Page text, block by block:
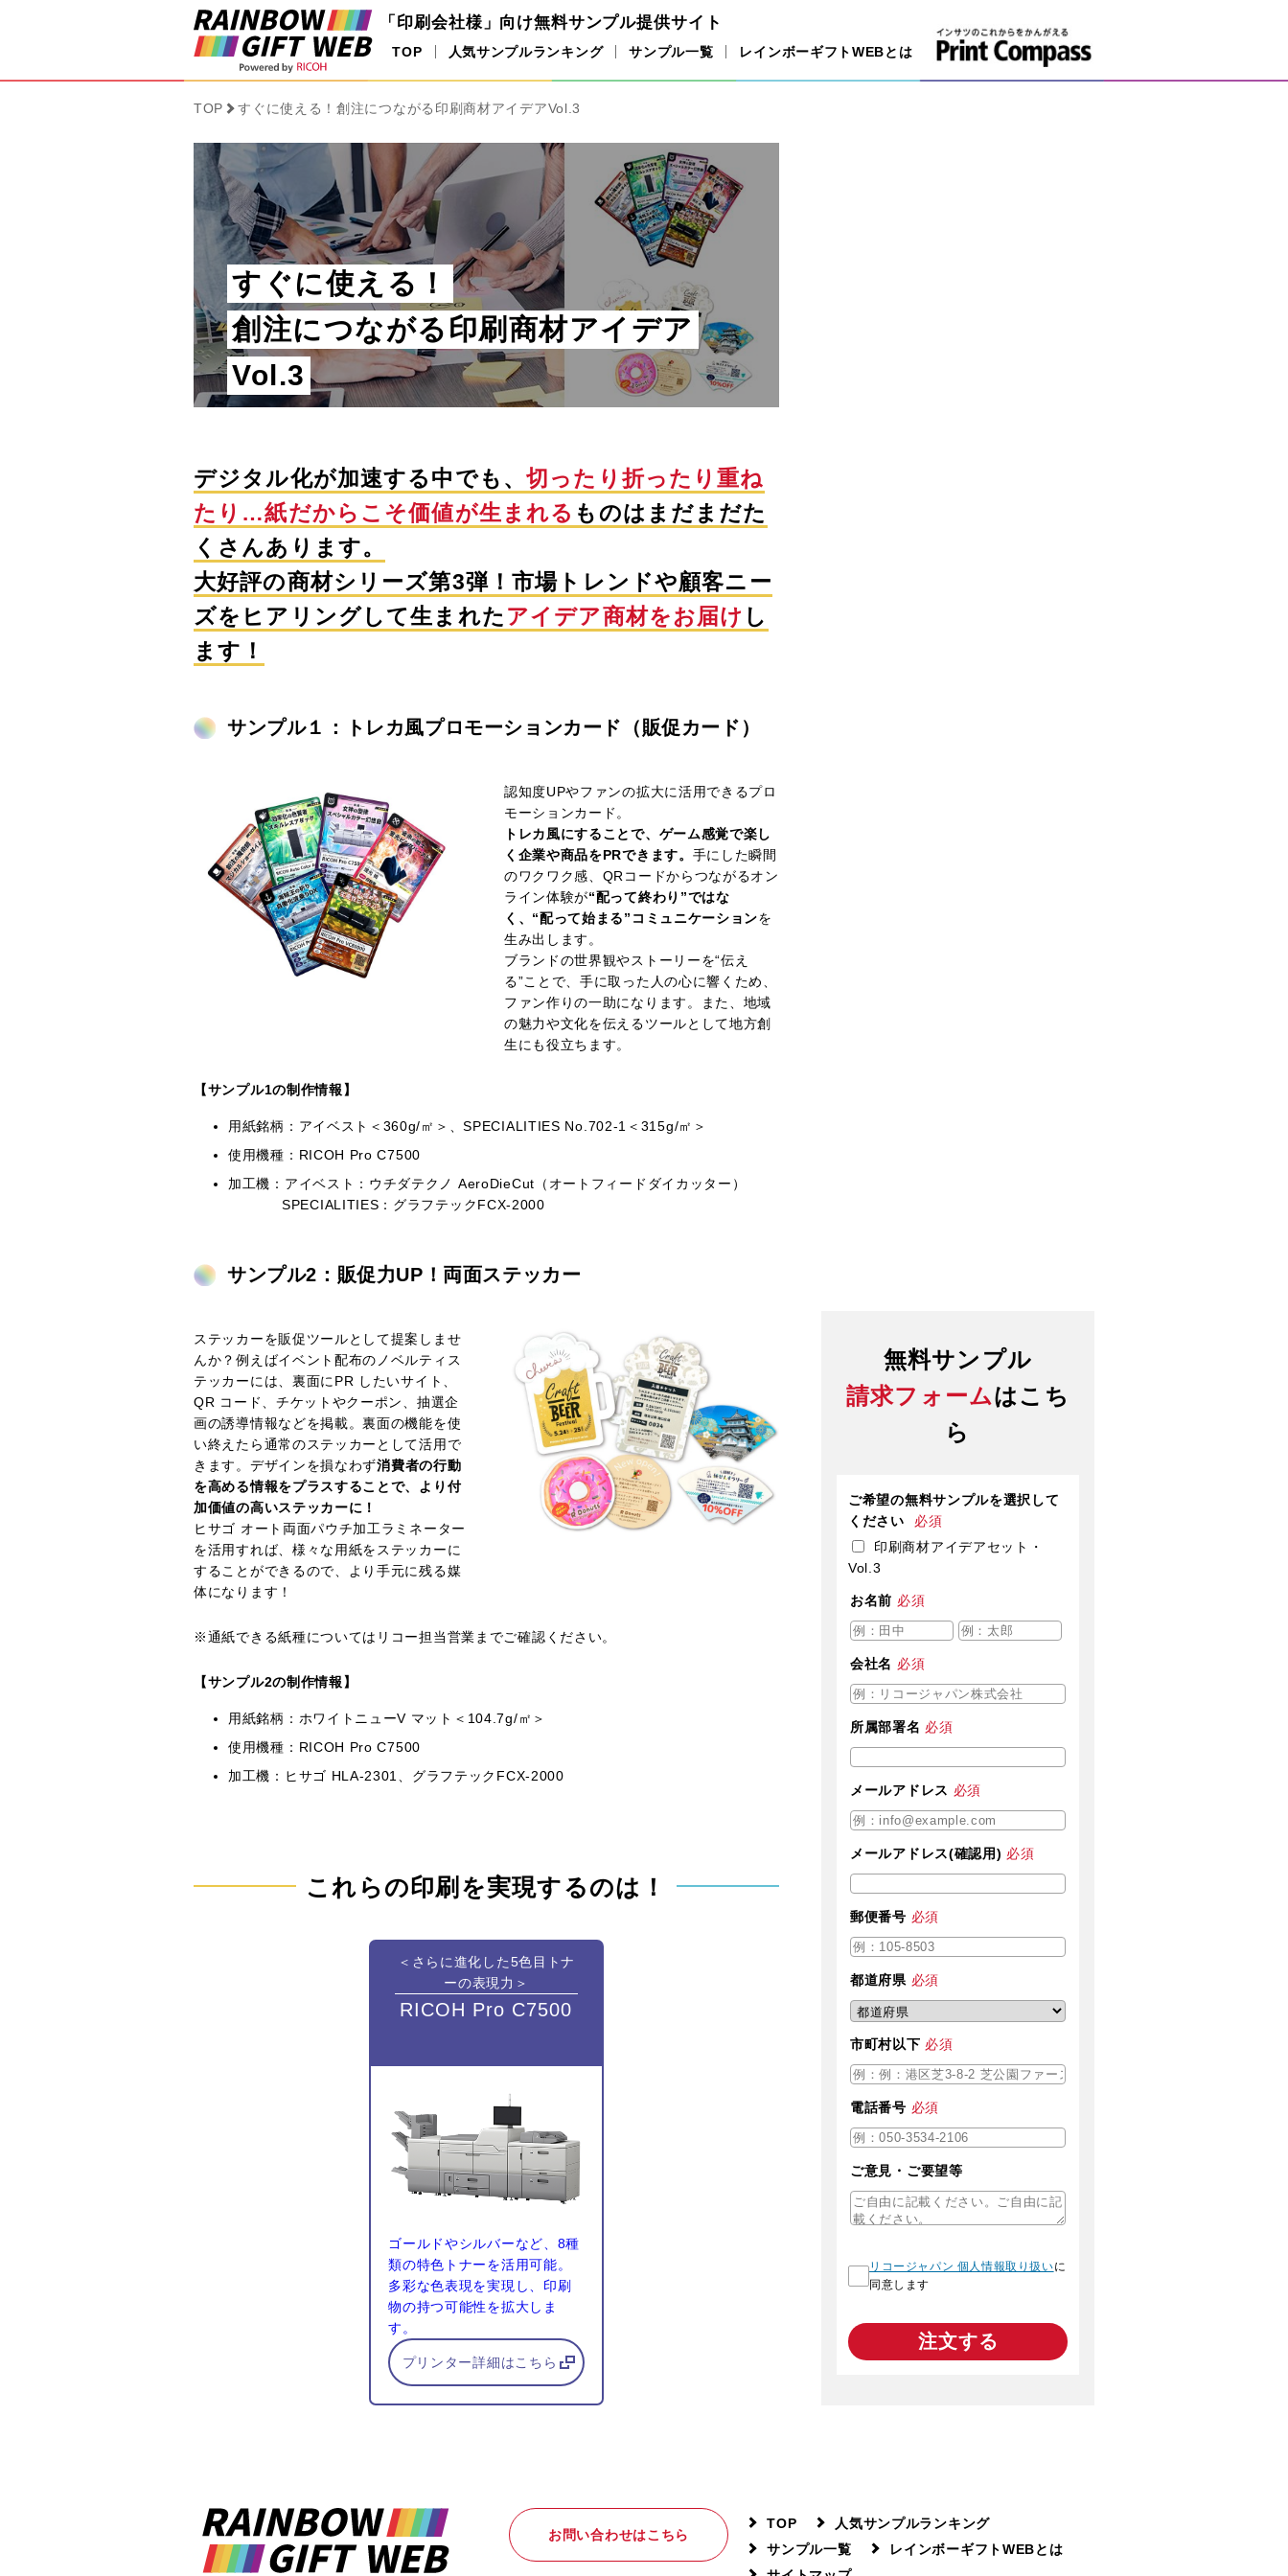
「印刷会社様」向け無料サンプル提供サイト
TOP 人気サンプルランキング サンプル一覧 レインボーギフトWEBとは
TOP すぐに使える！創注につながる印刷商材アイデアVol.3
すぐに使える！
創注につながる印刷商材アイデア
Vol.3
デジタル化が加速する中でも、切ったり折ったり重ね
たり…紙だからこそ価値が生まれる ものはまだまだた
くさんあります。
大好評の商材シリーズ第3弾！市場トレンドや顧客ニー
ズをヒアリングして生まれた アイデア商材をお届け し
ます！
サンプル１：トレカ風プロモーションカード（販促カード）
認知度UPやファンの拡大に活用できるプロ
モーションカード。
トレカ風にすることで、ゲーム感覚で楽し
く企業や商品をPRできます。 手にした瞬間
のワクワク感、QRコードからつながるオン
ライン体験が“配って終わり”ではな
く、“配って始まる”コミュニケーションを
生み出します。
ブランドの世界観やストーリーを“伝え
る”ことで、手に取った人の心に響くため、
ファン作りの一助になります。また、地域
の魅力や文化を伝えるツールとして地方創
生にも役立ちます。
【サンプル1の制作情報】
用紙銘柄：アイベスト＜360g/㎡＞、SPECIALITIES No.702-1＜315g/㎡＞
使用機種：RICOH Pro C7500
加工機：アイベスト：ウチダテクノ AeroDieCut（オートフィードダイカッター）
SPECIALITIES：グラフテックFCX-2000
サンプル2：販促力UP！両面ステッカー
ステッカーを販促ツールとして提案しませ
んか？例えばイベント配布のノベルティス
テッカーには、裏面にPR したいサイト、
QR コード、チケットやクーポン、抽選企
画の誘導情報などを掲載。裏面の機能を使
い終えたら通常のステッカーとして活用で
きます。デザインを損なわず消費者の行動
を高める情報をプラスすることで、より付
加価値の高いステッカーに！
ヒサゴ オート両面パウチ加工ラミネーター
を活用すれば、様々な用紙をステッカーに
することができるので、より手元に残る媒
体になります！
※通紙できる紙種についてはリコー担当営業までご確認ください。
【サンプル2の制作情報】
用紙銘柄：ホワイトニューV マット＜104.7g/㎡＞
使用機種：RICOH Pro C7500
加工機：ヒサゴ HLA-2301、グラフテックFCX-2000
これらの印刷を実現するのは！
＜さらに進化した5色目トナ
ーの表現力＞
RICOH Pro C7500
ゴールドやシルバーなど、8種
類の特色トナーを活用可能。
多彩な色表現を実現し、印刷
物の持つ可能性を拡大しま
す。
プリンター詳細はこちら
無料サンプル
請求フォームはこち
ら
ご希望の無料サンプルを選択して
ください
必須
印刷商材アイデアセット・
Vol.3
お名前 必須
会社名 必須
所属部署名 必須
メールアドレス 必須
メールアドレス(確認用) 必須
郵便番号 必須
都道府県 必須
市町村以下 必須
電話番号 必須
ご意見・ご要望等
リコージャパン 個人情報取り扱いに
同意します
注文する
お問い合わせはこちら
TOP
人気サンプルランキング
サンプル一覧
レインボーギフトWEBとは